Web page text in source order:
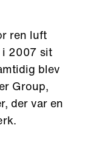
ren luft
2007 sit
blev
Group,
der var en